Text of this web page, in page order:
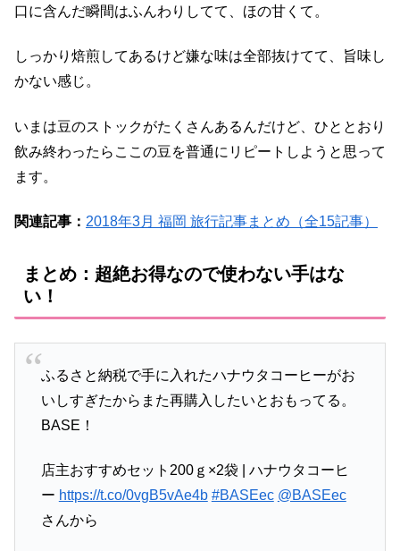
口に含んだ瞬間はふんわりしてて、ほの甘くて。
しっかり焙煎してあるけど嫌な味は全部抜けてて、旨味し
かない感じ。
いまは豆のストックがたくさんあるんだけど、ひととおり
飲み終わったらここの豆を普通にリピートしようと思って
ます。
関連記事： 2018年3月 福岡 旅行記事まとめ（全15記事）
まとめ：超絶お得なので使わない手はな
い！
ふるさと納税で手に入れたハナウタコーヒーがお
いしすぎたからまた再購入したいとおもってる。
BASE！
店主おすすめセット200ｇ×2袋 | ハナウタコーヒ
ー https://t.co/0vgB5vAe4b #BASEec @BASEec
さんから